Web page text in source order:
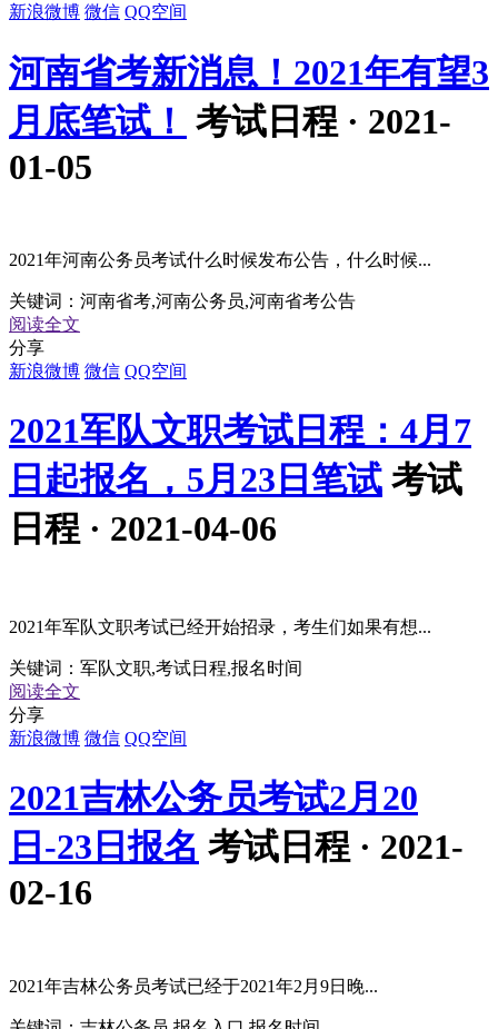
新浪微博 微信 QQ空间
河南省考新消息！2021年有望3
月底笔试！ 考试日程 · 2021-
01-05
2021年河南公务员考试什么时候发布公告，什么时候...
关键词： 河南省考,河南公务员,河南省考公告
阅读全文
分享
新浪微博 微信 QQ空间
2021军队文职考试日程：4月7
日起报名，5月23日笔试 考试
日程 · 2021-04-06
2021年军队文职考试已经开始招录，考生们如果有想...
关键词： 军队文职,考试日程,报名时间
阅读全文
分享
新浪微博 微信 QQ空间
2021吉林公务员考试2月20
日-23日报名 考试日程 · 2021-
02-16
2021年吉林公务员考试已经于2021年2月9日晚...